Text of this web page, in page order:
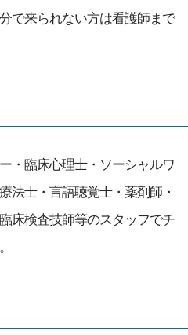
で来られない方は看護師まで
・臨床心理士・ソーシャルワ
法士・言語聴覚士・薬剤師・
床検査技師等のスタッフでチ